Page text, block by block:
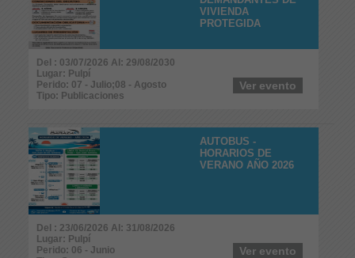
VIVIENDA
PROTEGIDA
Del : 03/07/2026 Al: 29/08/2030
Lugar: Pulpí
Perido: 07 - Julio;08 - Agosto
Tipo: Publicaciones
Ver evento
AUTOBUS -
HORARIOS DE
VERANO AÑO 2026
Del : 23/06/2026 Al: 31/08/2026
Lugar: Pulpí
Perido: 06 - Junio
Ver evento